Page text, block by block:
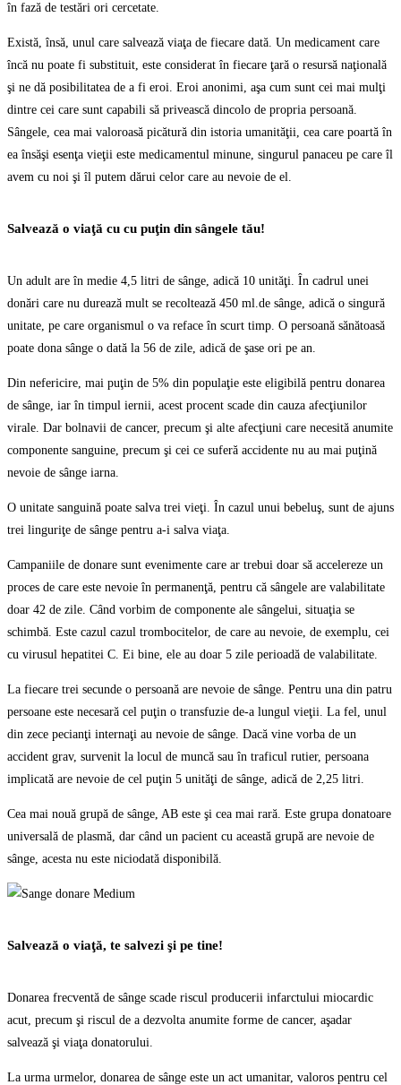
în fază de testări ori cercetate.
Există, însă, unul care salvează viaţa de fiecare dată. Un medicament care
încă nu poate fi substituit, este considerat în fiecare ţară o resursă naţională
şi ne dă posibilitatea de a fi eroi. Eroi anonimi, aşa cum sunt cei mai mulţi
dintre cei care sunt capabili să privească dincolo de propria persoană.
Sângele, cea mai valoroasă picătură din istoria umanităţii, cea care poartă în
ea însăşi esenţa vieţii este medicamentul minune, singurul panaceu pe care îl
avem cu noi şi îl putem dărui celor care au nevoie de el.
Salvează o viaţă cu cu puţin din sângele tău!
Un adult are în medie 4,5 litri de sânge, adică 10 unităţi. În cadrul unei
donări care nu durează mult se recoltează 450 ml.de sânge, adică o singură
unitate, pe care organismul o va reface în scurt timp. O persoană sănătoasă
poate dona sânge o dată la 56 de zile, adică de şase ori pe an.
Din nefericire, mai puţin de 5% din populaţie este eligibilă pentru donarea
de sânge, iar în timpul iernii, acest procent scade din cauza afecţiunilor
virale. Dar bolnavii de cancer, precum şi alte afecţiuni care necesită anumite
componente sanguine, precum şi cei ce suferă accidente nu au mai puţină
nevoie de sânge iarna.
O unitate sanguină poate salva trei vieţi. În cazul unui bebeluş, sunt de ajuns
trei linguriţe de sânge pentru a-i salva viaţa.
Campaniile de donare sunt evenimente care ar trebui doar să accelereze un
proces de care este nevoie în permanenţă, pentru că sângele are valabilitate
doar 42 de zile. Când vorbim de componente ale sângelui, situaţia se
schimbă. Este cazul cazul trombocitelor, de care au nevoie, de exemplu, cei
cu virusul hepatitei C. Ei bine, ele au doar 5 zile perioadă de valabilitate.
La fiecare trei secunde o persoană are nevoie de sânge. Pentru una din patru
persoane este necesară cel puţin o transfuzie de-a lungul vieţii. La fel, unul
din zece pecianţi internaţi au nevoie de sânge. Dacă vine vorba de un
accident grav, survenit la locul de muncă sau în traficul rutier, persoana
implicată are nevoie de cel puţin 5 unităţi de sânge, adică de 2,25 litri.
Cea mai nouă grupă de sânge, AB este şi cea mai rară. Este grupa donatoare
universală de plasmă, dar când un pacient cu această grupă are nevoie de
sânge, acesta nu este niciodată disponibilă.
Salvează o viaţă, te salvezi şi pe tine!
Donarea frecventă de sânge scade riscul producerii infarctului miocardic
acut, precum şi riscul de a dezvolta anumite forme de cancer, aşadar
salvează şi viaţa donatorului.
La urma urmelor, donarea de sânge este un act umanitar, valoros pentru cel